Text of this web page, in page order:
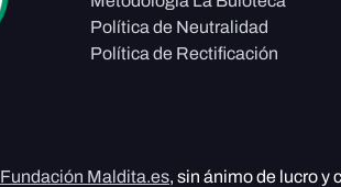
Política de Neutralidad
Política de Rectificación
Fundación Maldita.es, sin ánimo de lucro y